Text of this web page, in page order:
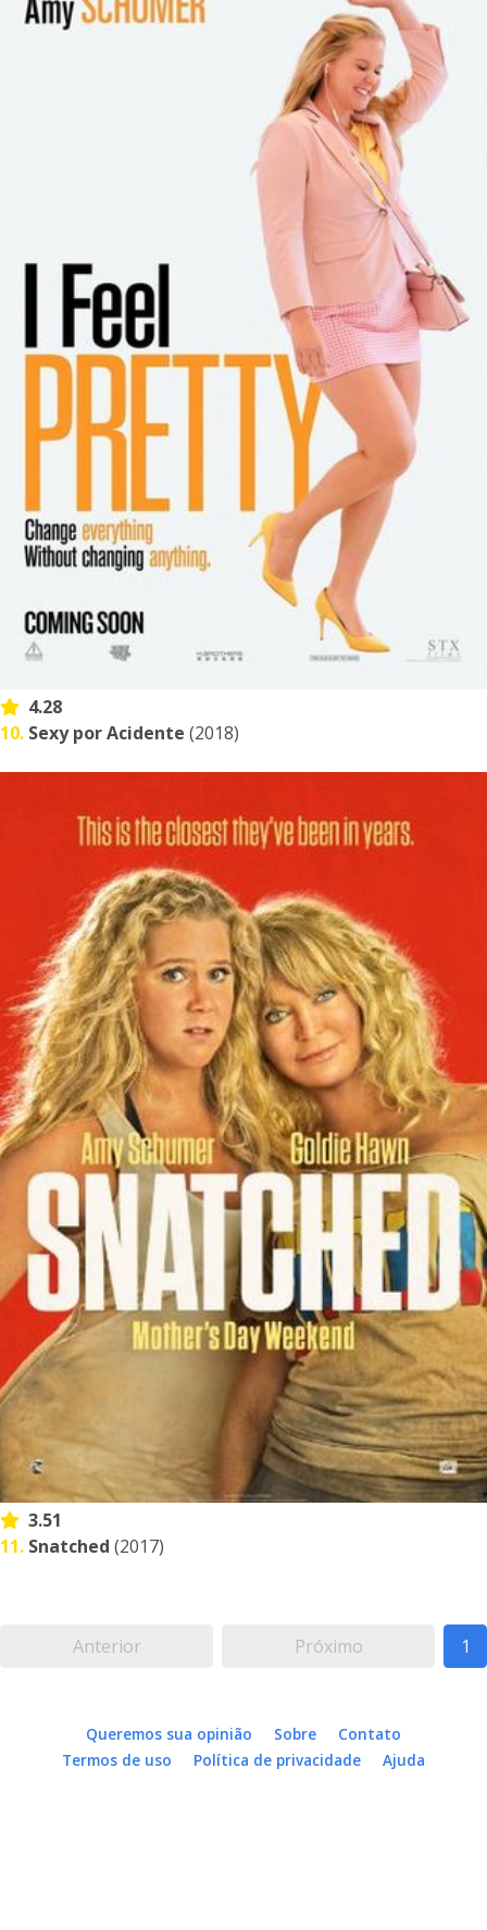
4.28
10. Sexy por Acidente (2018)
3.51
11. Snatched (2017)
Anterior Próximo 1
Queremos sua opinião Sobre
Contato
Termos de uso
Política de privacidade Ajuda